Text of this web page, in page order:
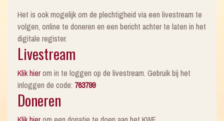
Het is ook mogelijk om de plechtigheid via een livestream te
volgen, online te doneren en een bericht achter te laten in het
digitale register.
Livestream
Klik hierom in te loggen op de livestream. Gebruik bij het
inloggen de code: 763799
Doneren